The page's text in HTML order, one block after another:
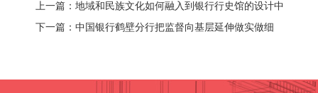
上一篇：地域和民族文化如何融入到银行行史馆的设计中
下一篇：中国银行鹤壁分行把监督向基层延伸做实做细